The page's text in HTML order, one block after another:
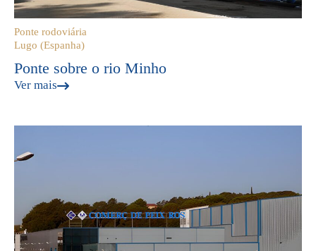
Ponte rodoviária
Lugo (Espanha)
Ponte sobre o rio Minho
Ver mais